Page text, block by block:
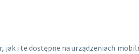
i te dostępne na urządzeniach